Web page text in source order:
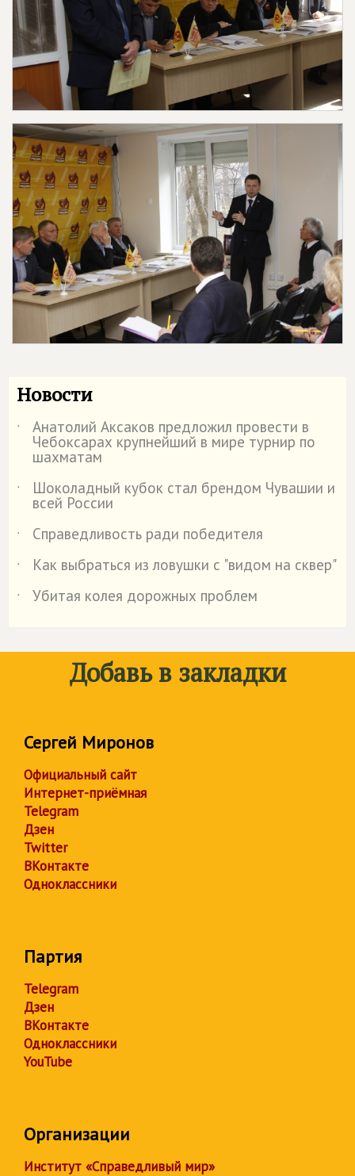
Новости
˙ Анатолий Аксаков предложил провести в
Чебоксарах крупнейший в мире турнир по
шахматам
˙
Шоколадный кубок стал брендом Чувашии и
всей России
˙
Справедливость ради победителя
˙
Как выбраться из ловушки с "видом на сквер"
˙
Убитая колея дорожных проблем
Добавь в закладки
Сергей Миронов
Официальный сайт
Интернет-приёмная
Telegram
Дзен
Twitter
ВКонтакте
Одноклассники
Партия
Telegram
Дзен
ВКонтакте
Одноклассники
YouTube
Организации
Институт «Справедливый мир»